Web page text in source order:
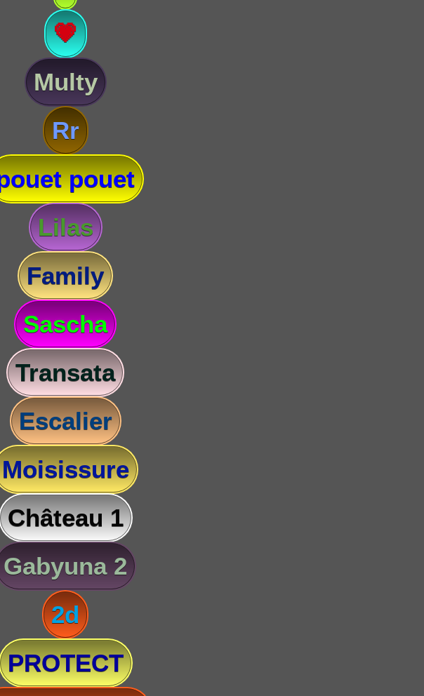
💗
Multy
Rr
pouet
Lilas
Family
Sascha
Transata
Escalier
Moisissure
Château 1
Gabyuna 2
2d
PROTECT